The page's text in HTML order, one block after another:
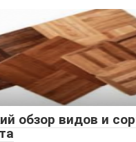
обзор видов и